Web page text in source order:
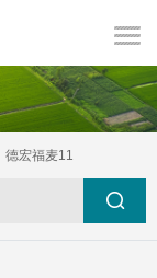
德宏福麦11